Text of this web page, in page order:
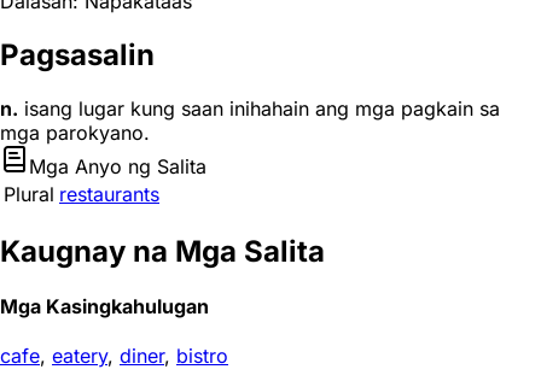
Pagsasalin
n. isang lugar kung saan inihahain ang mga pagkain sa
mga parokyano.
Mga Anyo ng Salita
Plural restaurants
Kaugnay na Mga Salita
Mga Kasingkahulugan
cafe, eatery, diner, bistro